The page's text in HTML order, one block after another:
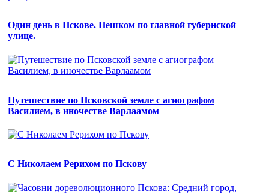
Один день в Пскове. Пешком по главной губернской
улице.
Путешествие по Псковской земле с агиографом
Василием, в иночестве Варлаамом
С Николаем Рерихом по Пскову